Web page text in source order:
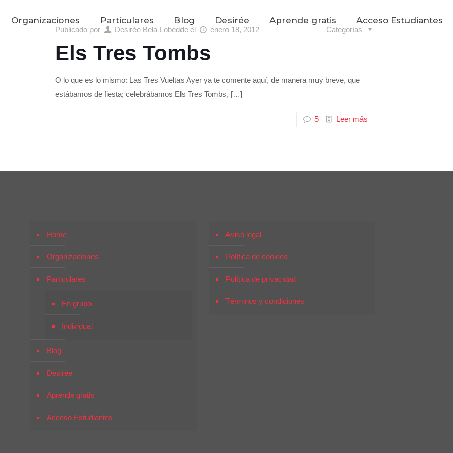
Organizaciones Particulares Blog Desirée Aprende gratis Acceso Estudiantes
Publicado por Desirée Bela-Lobedde el enero 18, 2012 Categorías
Els Tres Tombs
O lo que es lo mismo: Las Tres Vueltas Ayer ya te comente aquí, de manera muy breve, que
estábamos de fiesta; celebrábamos Els Tres Tombs, […]
5 Leer más
Home
Organizaciones
Particulares
En grupo
Individual
Blog
Desirée
Aprende gratis
Acceso Estudiantes
Aviso legal
Política de cookies
Política de privacidad
Términos y condiciones